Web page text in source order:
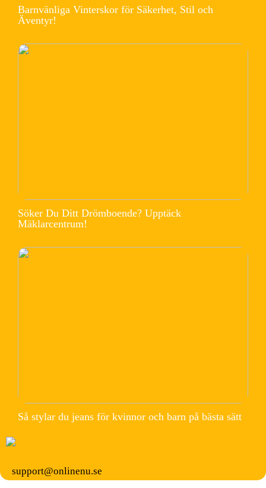
Barnvänliga Vinterskor för Säkerhet, Stil och
Äventyr!
Söker Du Ditt Drömboende? Upptäck
Mäklarcentrum!
Så stylar du jeans för kvinnor och barn på bästa sätt
support@onlinenu.se